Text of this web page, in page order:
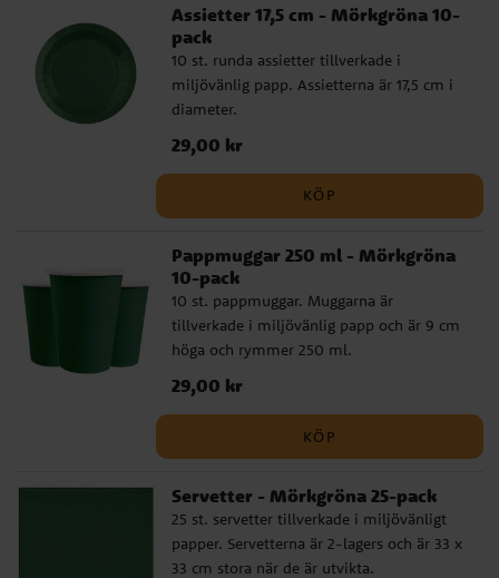
Assietter 17,5 cm - Mörkgröna 10-
pack
10 st. runda assietter tillverkade i
miljövänlig papp. Assietterna är 17,5 cm i
diameter.
Pris:29,00 kr
29,00 kr
KÖP
Pappmuggar 250 ml - Mörkgröna
10-pack
10 st. pappmuggar. Muggarna är
tillverkade i miljövänlig papp och är 9 cm
höga och rymmer 250 ml.
Pris:29,00 kr
29,00 kr
KÖP
Servetter - Mörkgröna 25-pack
25 st. servetter tillverkade i miljövänligt
papper. Servetterna är 2-lagers och är 33 x
33 cm stora när de är utvikta.